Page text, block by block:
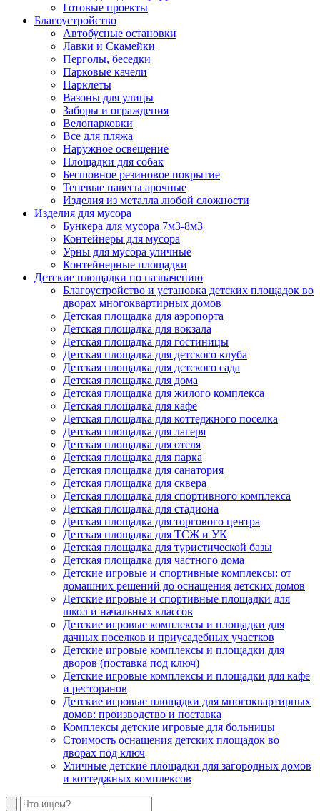
Готовые проекты
Благоустройство
Автобусные остановки
Лавки и Скамейки
Перголы, беседки
Парковые качели
Парклеты
Вазоны для улицы
Заборы и ограждения
Велопарковки
Все для пляжа
Наружное освещение
Площадки для собак
Бесшовное резиновое покрытие
Теневые навесы арочные
Изделия из металла любой сложности
Изделия для мусора
Бункера для мусора 7м3-8м3
Контейнеры для мусора
Урны для мусора уличные
Контейнерные площадки
Детские площадки по назначению
Благоустройство и установка детских площадок во
дворах многоквартирных домов
Детская площадка для аэропорта
Детская площадка для вокзала
Детская площадка для гостиницы
Детская площадка для детского клуба
Детская площадка для детского сада
Детская площадка для дома
Детская площадка для жилого комплекса
Детская площадка для кафе
Детская площадка для коттеджного поселка
Детская площадка для лагеря
Детская площадка для отеля
Детская площадка для парка
Детская площадка для санатория
Детская площадка для сквера
Детская площадка для спортивного комплекса
Детская площадка для стадиона
Детская площадка для торгового центра
Детская площадка для ТСЖ и УК
Детская площадка для туристической базы
Детская площадка для частного дома
Детские игровые и спортивные комплексы: от
домашних решений до оснащения детских домов
Детские игровые и спортивные площадки для
школ и начальных классов
Детские игровые комплексы и площадки для
дачных поселков и приусадебных участков
Детские игровые комплексы и площадки для
дворов (поставка под ключ)
Детские игровые комплексы и площадки для кафе
и ресторанов
Детские игровые площадки для многоквартирных
домов: производство и поставка
Комплексы детские игровые для больницы
Стоимость оснащения детских площадок во
дворах под ключ
Уличные детские площадки для загородных домов
и коттеджных комплексов